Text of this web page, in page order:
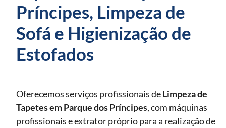
Príncipes, Limpeza de
Sofá e Higienização de
Estofados
Oferecemos serviços profissionais deLimpeza de
Tapetesem Parque dos Príncipes, com máquinas
profissionais e extrator próprio para a realização de